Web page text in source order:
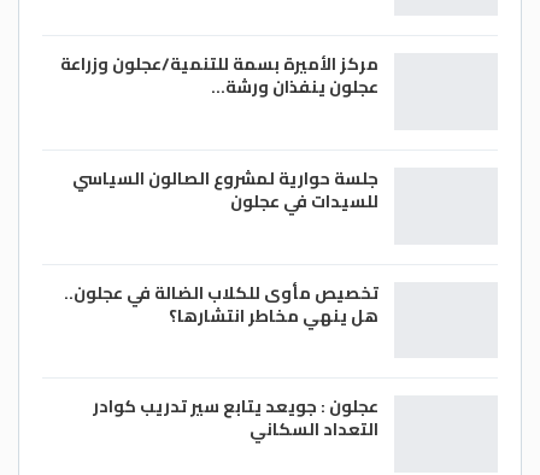
مركز الأميرة بسمة للتنمية/عجلون وزراعة
عجلون ينفذان ورشة…
جلسة حوارية لمشروع الصالون السياسي
للسيدات في عجلون
تخصيص مأوى للكلاب الضالة في عجلون..
هل ينهي مخاطر انتشارها؟
عجلون : جويعد يتابع سير تدريب كوادر
التعداد السكاني